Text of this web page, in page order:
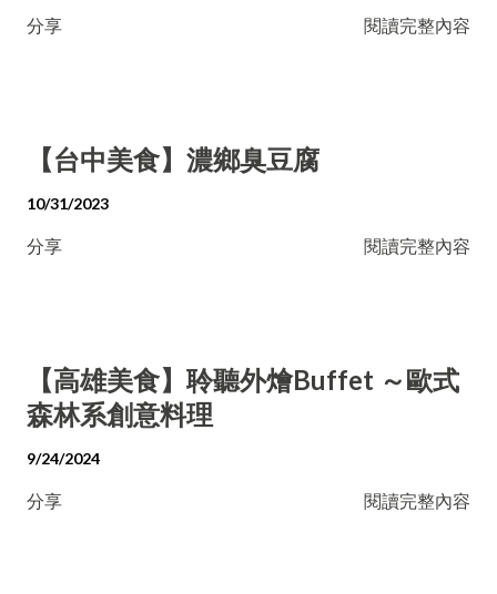
分享 閱讀完整內容
【台中美食】濃鄉臭豆腐
10/31/2023
分享 閱讀完整內容
【高雄美食】聆聽外燴Buffet ～歐式
森林系創意料理
9/24/2024
分享 閱讀完整內容